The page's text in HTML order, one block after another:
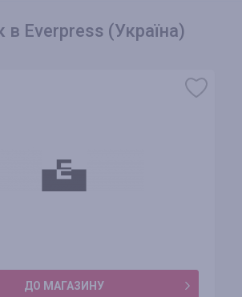
в Everpress (Україна)
ДО МАГАЗИНУ